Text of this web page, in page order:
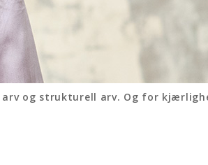
og strukturell arv. Og for